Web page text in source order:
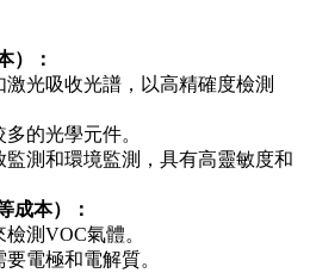
）：
光吸收光譜，以高精確度檢測
的光學元件。
監測和環境監測，具有高靈敏度和
成本）：
測VOC氣體。
電極和電解質。